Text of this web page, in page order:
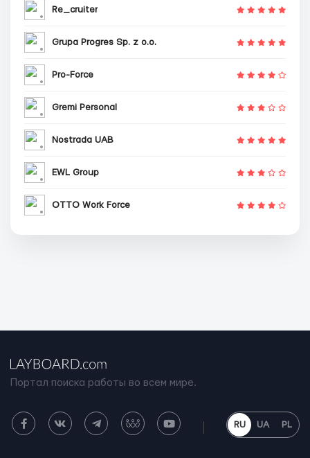
Re_cruiter
Grupa Progres Sp. z o.o.
Pro-Force
Gremi Personal
Nostrada UAB
EWL Group
OTTO Work Force
Портал поиска работы во всем мире.
RU UA PL